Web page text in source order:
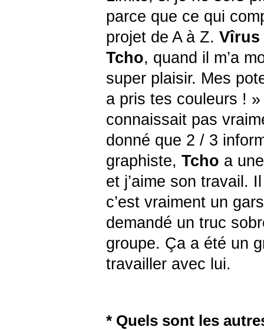
parce que ce qui
projet de A à Z. Vîrus
Tcho, quand il m’a
super plaisir. Mes
a pris tes couleurs !
connaissait pas
donné que 2 / 3
graphiste, Tcho a
et j’aime son travail.
c’est vraiment un
demandé un truc
groupe. Ça a été un
travailler avec lui.
* Quels sont les